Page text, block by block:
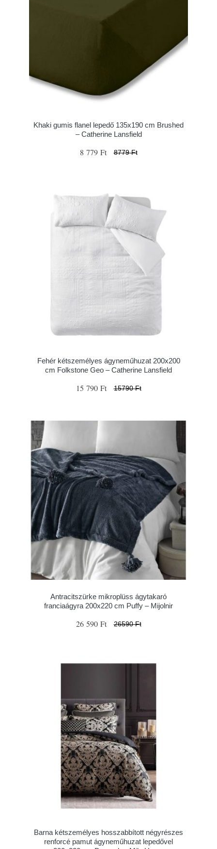
Khaki gumis flanel lepedő 135x190 cm Brushed
– Catherine Lansfield
8 779 Ft 8779 Ft
Fehér kétszemélyes ágyneműhuzat 200x200
cm Folkstone Geo – Catherine Lansfield
15 790 Ft 15790 Ft
Antracitszürke mikroplüss ágytakaró
franciaágyra 200x220 cm Puffy – Mijolnir
26 590 Ft 26590 Ft
Barna kétszemélyes hosszabbított négyrészes
renforcé pamut ágyneműhuzat lepedővel